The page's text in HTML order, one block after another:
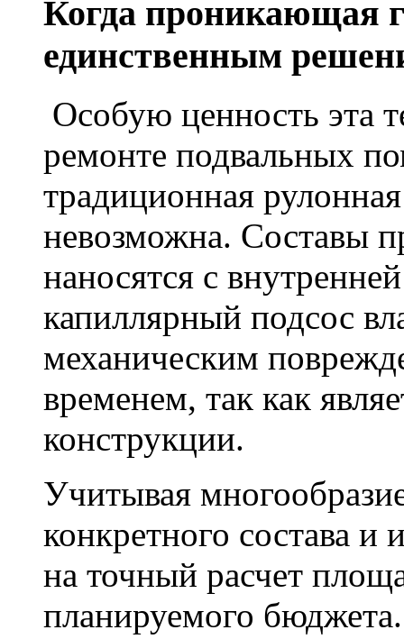
Когда проникающая
единственным
Особую ценность эта
ремонте подвальных
традиционная
невозможна. Составы
наносятся с
капиллярный подсос
механическим
временем, так как
конструкции.
Учитывая
конкретного состава и
на точный расчет
планируемого